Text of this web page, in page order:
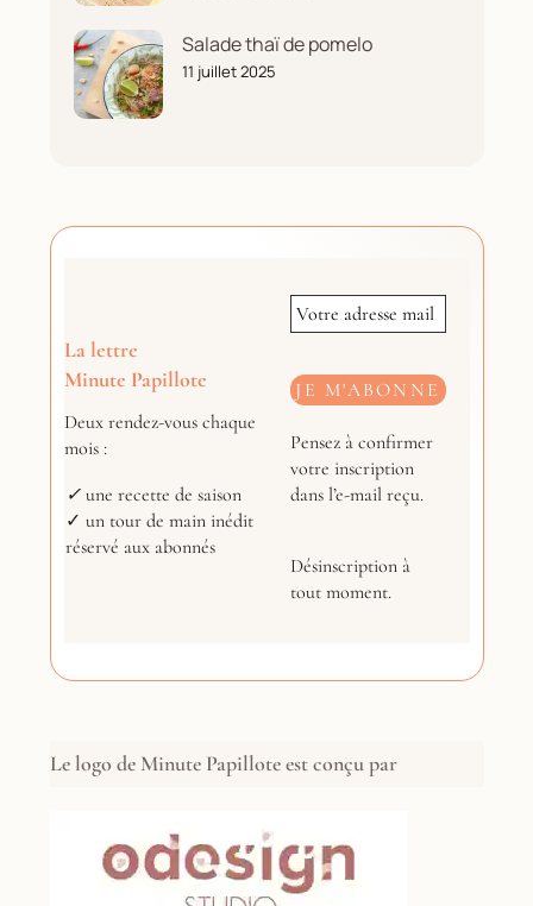
Salade thaï de pomelo
11 juillet 2025
La lettre
Minute Papillote
Deux rendez-vous chaque
mois :
✓ une recette de saison
✓ un tour de main inédit
réservé aux abonnés
Pensez à confirmer
votre inscription
dans l’e-mail reçu.
Désinscription à
tout moment.
Le logo de Minute Papillote est conçu par